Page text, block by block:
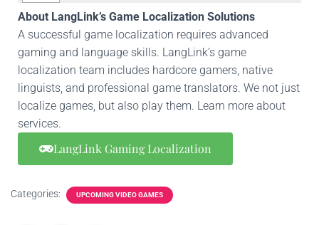
About LangLink’s Game Localization Solutions
A successful game localization requires advanced
gaming and language skills. LangLink’s game
localization team includes hardcore gamers, native
linguists, and professional game translators. We not just
localize games, but also play them. Learn more about
services.
LangLink Gaming Localization
Categories: UPCOMING VIDEO GAMES